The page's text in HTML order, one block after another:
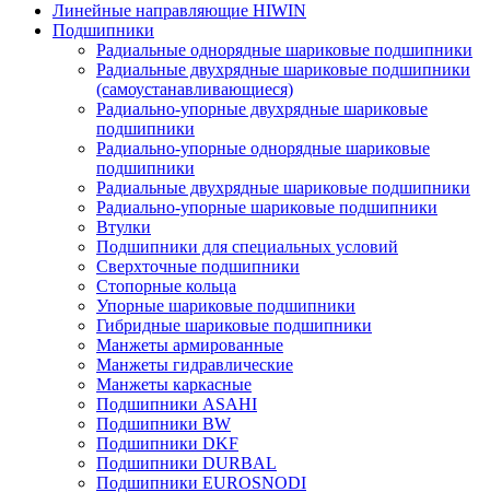
Линейные направляющие HIWIN
Подшипники
Радиальные однорядные шариковые подшипники
Радиальные двухрядные шариковые подшипники
(самоустанавливающиеся)
Радиально-упорные двухрядные шариковые
подшипники
Радиально-упорные однорядные шариковые
подшипники
Радиальные двухрядные шариковые подшипники
Радиально-упорные шариковые подшипники
Втулки
Подшипники для специальных условий
Сверхточные подшипники
Стопорные кольца
Упорные шариковые подшипники
Гибридные шариковые подшипники
Манжеты армированные
Манжеты гидравлические
Манжеты каркасные
Подшипники ASAHI
Подшипники BW
Подшипники DKF
Подшипники DURBAL
Подшипники EUROSNODI